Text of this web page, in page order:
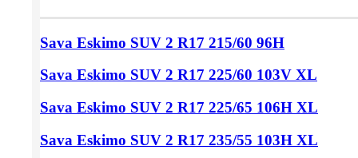
Sava Eskimo SUV 2 R17 215/60 96H
Sava Eskimo SUV 2 R17 225/60 103V XL
Sava Eskimo SUV 2 R17 225/65 106H XL
Sava Eskimo SUV 2 R17 235/55 103H XL